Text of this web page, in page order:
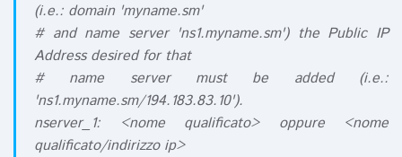
(i.e.: domain 'myname.sm'
# and name server 'ns1.myname.sm') the Public IP
Address desired for that
# name server must be added (i.e.:
'ns1.myname.sm/194.183.83.10').
nserver_1: <nome qualificato> oppure <nome
qualificato/indirizzo ip>